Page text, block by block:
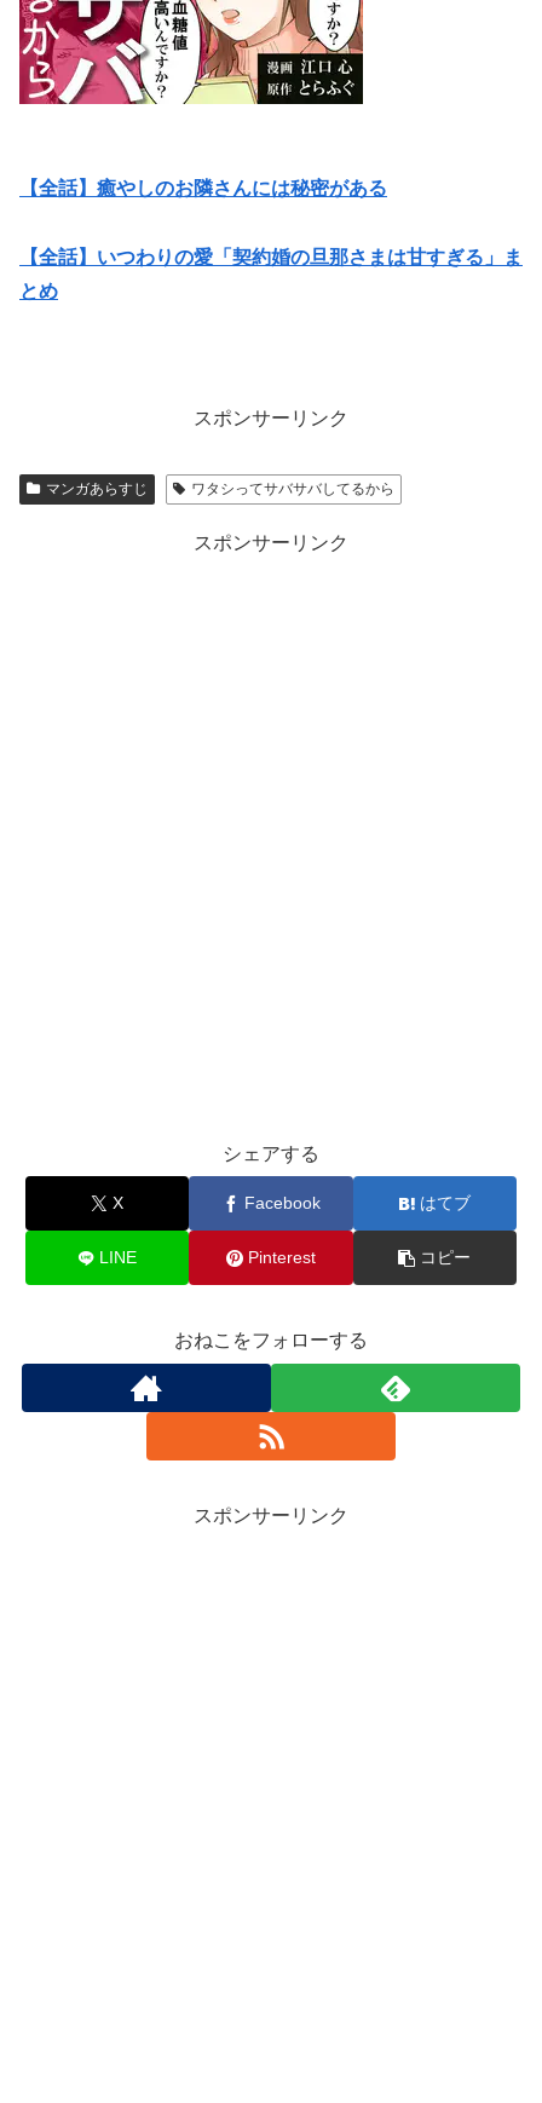
【全話】癒やしのお隣さんには秘密がある
【全話】いつわりの愛「契約婚の旦那さまは甘すぎる」ま
とめ
スポンサーリンク
マンガあらすじ ワタシってサバサバしてるから
スポンサーリンク
シェアする
X Facebook はてブ
LINE Pinterest コピー
おねこをフォローする
スポンサーリンク